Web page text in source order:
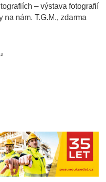
– výstava fotografií
na nám. T.G.M., zdarma